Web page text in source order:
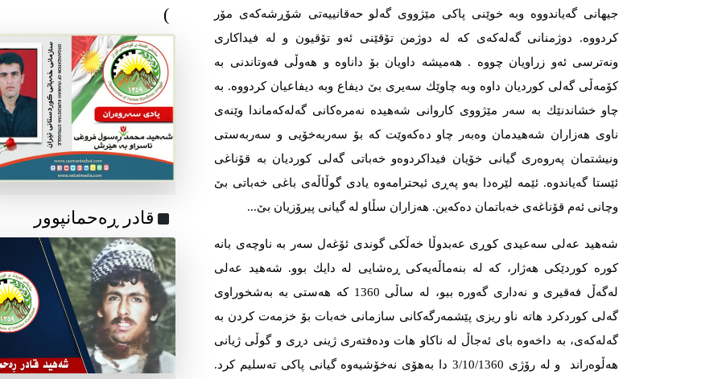
جیهانی گەیاندووە وبە خوێنی پاكی مێژووی گەلو حەقانییەتی شۆڕشەكەی مۆر
كردووە. دوژمنانی گەلەكەی كە لە دوژمن تۆقێنی ئەو تۆقیون و لە فیداكاری
ونەترسی ئەو زراویان چووە . هەمیشە داویان بۆ داناوە و هەوڵی فەوتاندنی بە
كۆمەڵی گەلی کوردیان داوە وبە چاوێك سەیری بێ دیفاع وبە دیفاعیان كردووە. بە
چاو خشاندنێك بە سەر مێژووی كاروانی شەهیدە نەمرەكانی گەلەكەماندا وێنەی
ناوی هەزاران شەهیدمان وەبەر چاو دەكەوێت كە بۆ سەربەخۆیی و سەربەستی
ونیشتمان پەروەری گیانی خۆیان فیداكردوەو خەباتی گەلی كوردیان بە قۆناغی
ئێستا گەیاندوە. ئێمە لێرەدا بەو پەڕی ئیحترامەوە یادی گوڵاڵەی باغی خەباتی بێ
وچانی ئەم قۆناغەی خەباتمان دەكەین. هەزاران سڵاو لە گیانی پیرۆزیان بێ...
شەهید عەلی سەعیدی كوڕی عەبدوڵا خەڵكی گوندی ئۆغەل سەر بە ناوچەی بانە
كورە كوردێكی هەژار، كە لە بنەماڵەیەكی ڕەشایی لە دایك بوو. شەهید عەلی
لەگەڵ فەقیری و نەداری گەورە ببو، لە ساڵی 1360 كە هەستی بە بەشخوراوی
گەلی کوردكرد هاتە ناو ریزی پێشمەرگەكانی سازمانی خەبات بۆ خزمەت كردن بە
گەلەكەی، بە داخەوە بای ئەجاڵ لە ناكاو هات ودەفتەری ژینی دڕی و گوڵی ژیانی
هەڵوەراند و لە رۆژی 3/10/1360 دا بەهۆی نەخۆشیەوە گیانی پاكی تەسلیم كرد.
)
قادر ڕەحمانپوور